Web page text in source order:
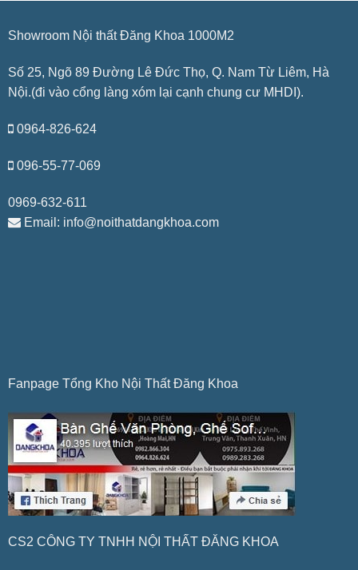
Showroom Nội thất Đăng Khoa 1000M2
Số 25, Ngõ 89 Đường Lê Đức Thọ, Q. Nam Từ Liêm, Hà
Nội.(đi vào cổng làng xóm lại cạnh chung cư MHDI).
0964-826-624
096-55-77-069
0969-632-611
Email: info@noithatdangkhoa.com
Fanpage Tổng Kho Nội Thất Đăng Khoa
CS2 CÔNG TY TNHH NỘI THẤT ĐĂNG KHOA